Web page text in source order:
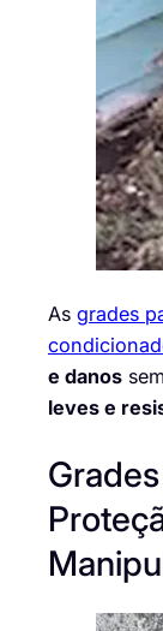
As grades
e danos
leves e